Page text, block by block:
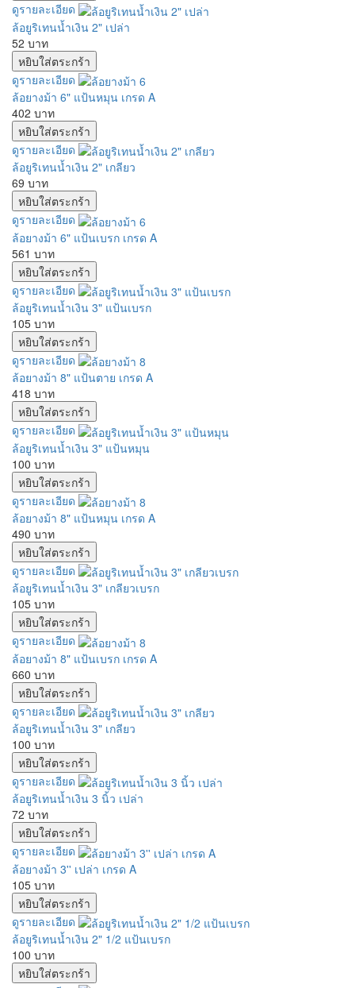
ดูรายละเอียด
ล้อยูริเทนน้ำเงิน 2" เปล่า
52 บาท
ดูรายละเอียด
ล้อยางม้า 6" แป้นหมุน เกรด A
402 บาท
ดูรายละเอียด
ล้อยูริเทนน้ำเงิน 2" เกลียว
69 บาท
ดูรายละเอียด
ล้อยางม้า 6" แป้นเบรก เกรด A
561 บาท
ดูรายละเอียด
ล้อยูริเทนน้ำเงิน 3" แป้นเบรก
105 บาท
ดูรายละเอียด
ล้อยางม้า 8" แป้นตาย เกรด A
418 บาท
ดูรายละเอียด
ล้อยูริเทนน้ำเงิน 3" แป้นหมุน
100 บาท
ดูรายละเอียด
ล้อยางม้า 8" แป้นหมุน เกรด A
490 บาท
ดูรายละเอียด
ล้อยูริเทนน้ำเงิน 3" เกลียวเบรก
105 บาท
ดูรายละเอียด
ล้อยางม้า 8" แป้นเบรก เกรด A
660 บาท
ดูรายละเอียด
ล้อยูริเทนน้ำเงิน 3" เกลียว
100 บาท
ดูรายละเอียด
ล้อยูริเทนน้ำเงิน 3 นิ้ว เปล่า
72 บาท
ดูรายละเอียด
ล้อยางม้า 3'' เปล่า เกรด A
105 บาท
ดูรายละเอียด
ล้อยูริเทนน้ำเงิน 2" 1/2 แป้นเบรก
100 บาท